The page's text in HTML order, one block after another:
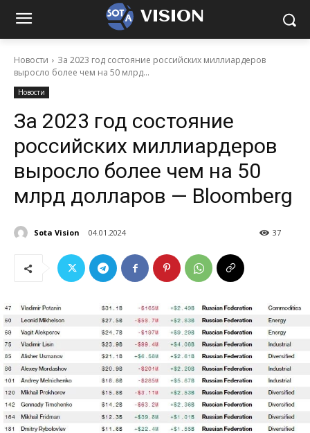
VISION
Новости
За 2023 год состояние российских миллиардеров
выросло более чем на 50 млрд...
Новости
За 2023 год состояние
российских миллиардеров
выросло более чем на 50
млрд долларов — Bloomberg
Sota Vision 04.01.2024 37